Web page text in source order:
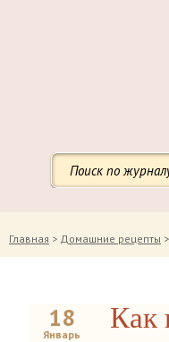
Главная > Домашние рецепты >
18
Январь
Как